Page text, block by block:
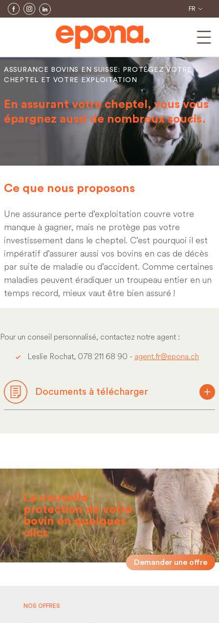
FR
ASSURANCE BOVINS EN SUISSE: PROTÉGEZ VOTRE
CHEPTEL ET VOTRE EXPLOITATION
En assurant votre cheptel, vous vous
épargnez aussi de nombreux soucis.
Ce que nous proposons
Une assurance perte d’exploitation couvre votre
manque à gagner, mais ne protège pas votre
investissement dans le cheptel. C’est pourquoi il est
impératif d’assurer aussi vos bovins en cas de décès
par suite de maladie ou d’accident. Comme certaines
maladies peuvent éradiquer un troupeau entier en un
temps record, mieux vaut être bien assuré !
Pour un conseil personnalisé, contactez notre agent :
Leslie Rochat, 078 211 68 90 - agent.fr@epona.ch
Documents à télécharger
CONDITIONS BOVINS
132.60 KB
CONDITIONS
COMPLÉMENTAIRES
(CC) ACCIDENT 2026
201.17 KB
La nouvelle
protection de votre
bovin en quelques
clics
Demander une offre
NOS OFFRES